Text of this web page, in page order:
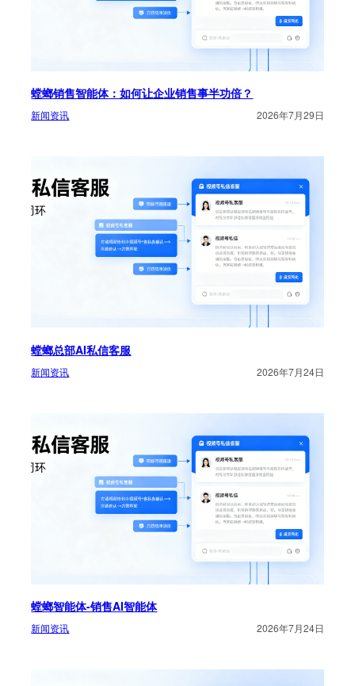
螳螂销售智能体：如何让企业销售事半功倍？
新闻资讯 2026年7月29日
螳螂总部AI私信客服
新闻资讯 2026年7月24日
螳螂智能体-销售AI智能体
新闻资讯 2026年7月24日